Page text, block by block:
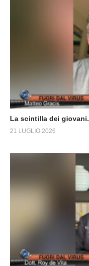
La scintilla dei
21 LUGLIO 2026